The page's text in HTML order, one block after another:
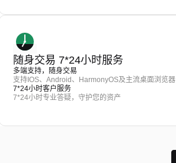
随身交易 7*24小时服务
多端支持，随身交易
支持IOS、Android、HarmonyOS及主流桌面浏览器
7*24小时客户服务
7*24小时专业答疑，守护您的资产